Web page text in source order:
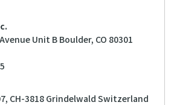
Unit B Boulder, CO 80301
CH-3818 Grindelwald Switzerland